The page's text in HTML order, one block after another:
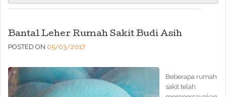
Bantal Leher Rumah Sakit Budi Asih
POSTED ON 05/03/2017
Beberapa rumah
sakit telah